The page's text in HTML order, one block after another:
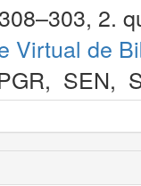
2.
Virtual de
, SEN,